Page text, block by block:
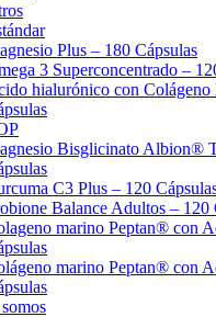
Plus – 180 Cápsulas
3 Superconcentrado –
hialurónico con
Bisglicinato Albion®
C3 Plus – 120
Balance Adultos – 120
marino Peptan® con
marino Peptan® con